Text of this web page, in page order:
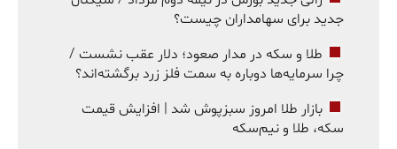
جدید برای سهامداران چیست؟
طلا و سکه در مدار صعود؛ دلار عقب نشست /
چرا سرمایه‌ها دوباره به سمت فلز زرد برگشته‌اند؟
بازار طلا امروز سبزپوش شد | افزایش قیمت
سکه، طلا و نیم‌سکه